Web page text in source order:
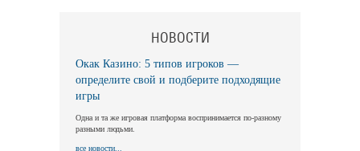
НОВОСТИ
Окак Казино: 5 типов игроков —
определите свой и подберите подходящие
игры
Одна и та же игровая платформа воспринимается по-разному
разными людьми.
все новости...